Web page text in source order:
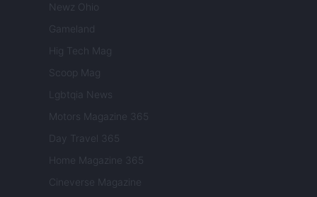
Newz Ohio
Gameland
Hig Tech Mag
Scoop Mag
Lgbtqia News
Motors Magazine 365
Day Travel 365
Home Magazine 365
Cineverse Magazine